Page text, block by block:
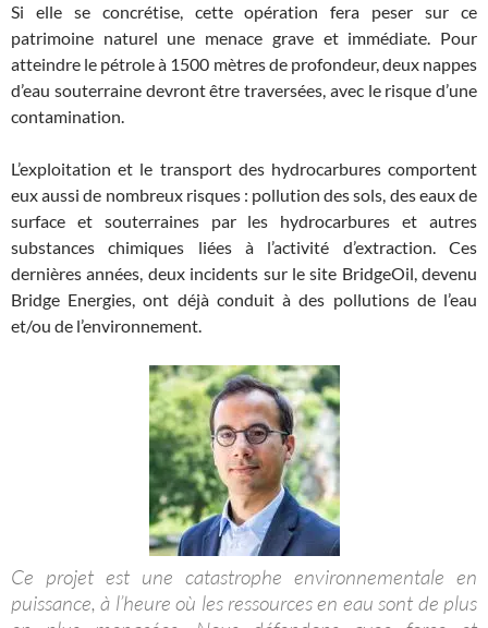
Si elle se concrétise, cette opération fera peser sur ce
patrimoine naturel une menace grave et immédiate. Pour
atteindre le pétrole à 1500 mètres de profondeur, deux nappes
d’eau souterraine devront être traversées, avec le risque d’une
contamination.
L’exploitation et le transport des hydrocarbures comportent
eux aussi de nombreux risques : pollution des sols, des eaux de
surface et souterraines par les hydrocarbures et autres
substances chimiques liées à l’activité d’extraction. Ces
dernières années, deux incidents sur le site BridgeOil, devenu
Bridge Energies, ont déjà conduit à des pollutions de l’eau
et/ou de l’environnement.
Ce projet est une catastrophe environnementale en
puissance, à l’heure où les ressources en eau sont de plus